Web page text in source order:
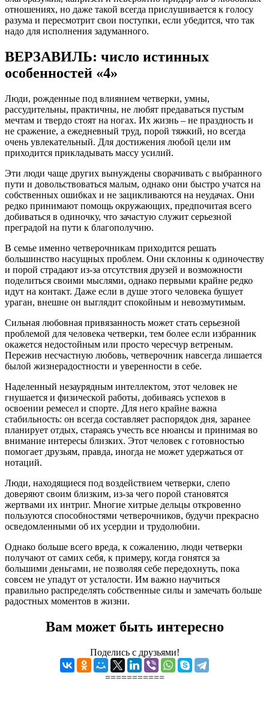
отношениях, но даже такой всегда прислушивается к голосу
разума и пересмотрит свои поступки, если убедится, что так
надо для исполнения задуманного.
ВЕРЗАВИЛЬ: число истинных
особенностей «4»
Люди, рожденные под влиянием четверки, умны,
рассудительны, практичны, не любят предаваться пустым
мечтам и твердо стоят на ногах. Их жизнь – не праздность и
не сражение, а ежедневный труд, порой тяжкий, но всегда
очень увлекательный. Для достижения любой цели им
приходится прикладывать массу усилий.
Эти люди чаще других вынуждены сворачивать с выбранного
пути и довольствоваться малым, однако они быстро учатся на
собственных ошибках и не зацикливаются на неудачах. Они
редко принимают помощь окружающих, предпочитая всего
добиваться в одиночку, что зачастую служит серьезной
преградой на пути к благополучию.
В семье именно четверочникам приходится решать
большинство насущных проблем. Они склонны к одиночеству
и порой страдают из-за отсутствия друзей и возможности
поделиться своими мыслями, однако первыми крайне редко
идут на контакт. Даже если в душе этого человека бушует
ураган, внешне он выглядит спокойным и невозмутимым.
Сильная любовная привязанность может стать серьезной
проблемой для человека четверки, тем более если избранник
окажется недостойным или просто чересчур ветреным.
Пережив несчастную любовь, четверочник навсегда лишается
былой жизнерадостности и уверенности в себе.
Наделенный незаурядным интеллектом, этот человек не
гнушается и физической работы, добиваясь успехов в
освоении ремесел и спорте. Для него крайне важна
стабильность: он всегда составляет распорядок дня, заранее
планирует отдых, стараясь учесть все нюансы и принимая во
внимание интересы близких. Этот человек с готовностью
помогает друзьям, правда, иногда не может удержаться от
нотаций.
Люди, находящиеся под воздействием четверки, слепо
доверяют своим близким, из-за чего порой становятся
жертвами их интриг. Многие хитрые дельцы откровенно
пользуются способностями четверочников, будучи прекрасно
осведомленными об их усердии и трудолюбии.
Однако больше всего вреда, к сожалению, люди четверки
получают от самих себя, к примеру, когда гонятся за
большими деньгами, не позволяя себе передохнуть, пока
совсем не упадут от усталости. Им важно научиться
правильно распределять собственные силы и замечать больше
радостных моментов в жизни.
Вам может быть интересно
Поделись с друзьями!
===========